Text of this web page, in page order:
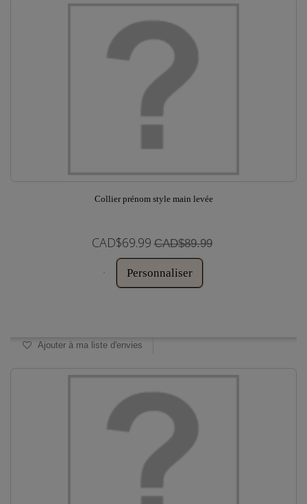
Collier prénom style main levée
CAD$69.99 CAD$89.99
Personnaliser
Ajouter à ma liste d'envies